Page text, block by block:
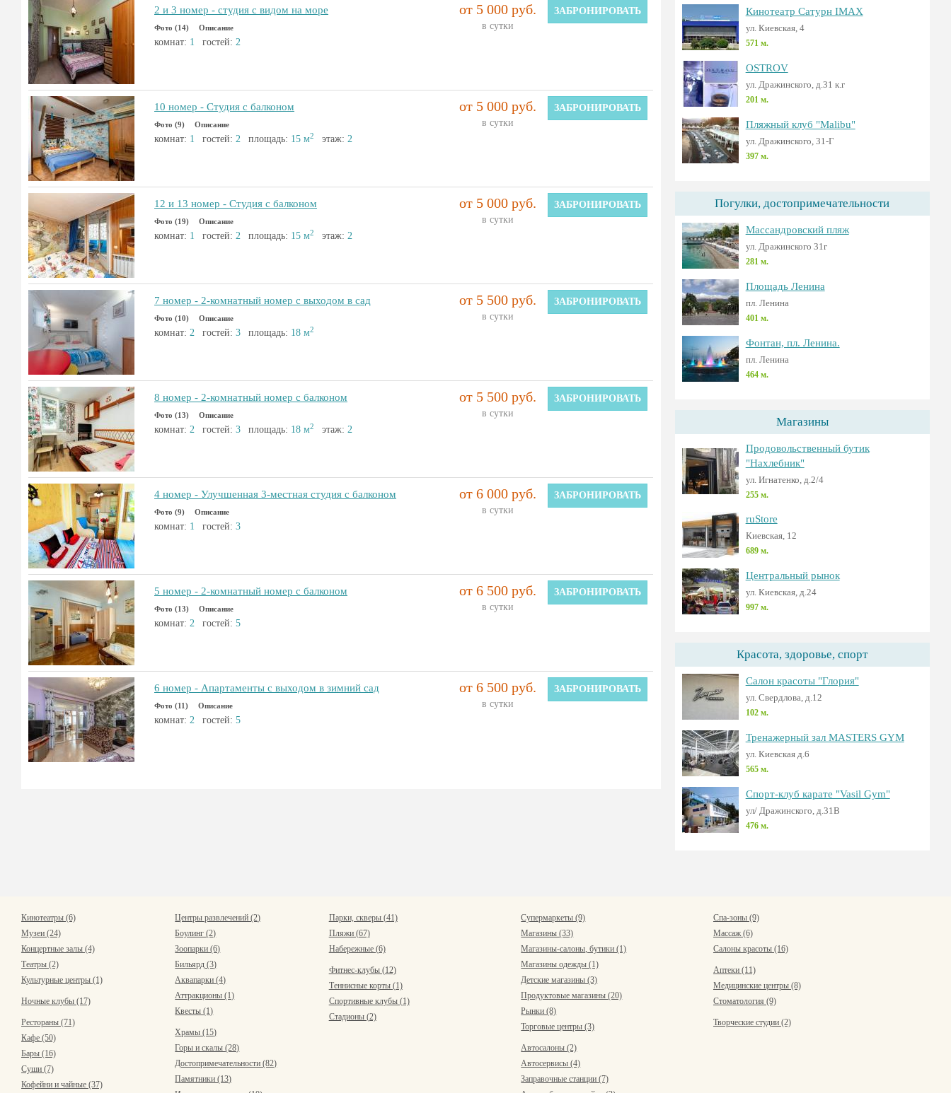
2 и 3 номер - студия с видом на море
Фото (14) Описание
комнат: 1 гостей: 2
от 5 000 руб.
в сутки
ЗАБРОНИРОВАТЬ
10 номер - Студия с балконом
Фото (9) Описание
комнат: 1 гостей: 2 площадь: 15 м2 этаж: 2
от 5 000 руб.
в сутки
ЗАБРОНИРОВАТЬ
12 и 13 номер - Студия с балконом
Фото (19) Описание
комнат: 1 гостей: 2 площадь: 15 м2 этаж: 2
от 5 000 руб.
в сутки
ЗАБРОНИРОВАТЬ
7 номер - 2-комнатный номер с выходом в сад
Фото (10) Описание
комнат: 2 гостей: 3 площадь: 18 м2
от 5 500 руб.
в сутки
ЗАБРОНИРОВАТЬ
8 номер - 2-комнатный номер с балконом
Фото (13) Описание
комнат: 2 гостей: 3 площадь: 18 м2 этаж: 2
от 5 500 руб.
в сутки
ЗАБРОНИРОВАТЬ
4 номер - Улучшенная 3-местная студия с балконом
Фото (9) Описание
комнат: 1 гостей: 3
от 6 000 руб.
в сутки
ЗАБРОНИРОВАТЬ
5 номер - 2-комнатный номер с балконом
Фото (13) Описание
комнат: 2 гостей: 5
от 6 500 руб.
в сутки
ЗАБРОНИРОВАТЬ
6 номер - Апартаменты с выходом в зимний сад
Фото (11) Описание
комнат: 2 гостей: 5
от 6 500 руб.
в сутки
ЗАБРОНИРОВАТЬ
Кинотеатр Сатурн IMAX
ул. Киевская, 4
571 м.
OSTROV
ул. Дражинского, д.31 к.г
201 м.
Пляжный клуб "Malibu"
ул. Дражинского, 31-Г
397 м.
Погулки, достопримечательности
Массандровский пляж
ул. Дражинского 31г
281 м.
Площадь Ленина
пл. Ленина
401 м.
Фонтан, пл. Ленина.
пл. Ленина
464 м.
Магазины
Продовольственный бутик
"Нахлебник"
ул. Игнатенко, д.2/4
255 м.
ruStore
Киевская, 12
689 м.
Центральный рынок
ул. Киевская, д.24
997 м.
Красота, здоровье, спорт
Салон красоты "Глория"
ул. Свердлова, д.12
102 м.
Тренажерный зал MASTERS GYM
ул. Киевская д.6
565 м.
Спорт-клуб карате "Vasil Gym"
ул/ Дражинского, д.31В
476 м.
Кинотеатры (6)
Музеи (24)
Концертные залы (4)
Театры (2)
Культурные центры (1)
Ночные клубы (17)
Рестораны (71)
Кафе (50)
Бары (16)
Суши (7)
Кофейни и чайные (37)
Центры развлечений (2)
Боулинг (2)
Зоопарки (6)
Бильярд (3)
Аквапарки (4)
Аттракционы (1)
Квесты (1)
Храмы (15)
Горы и скалы (28)
Достопримечательности (82)
Памятники (13)
Парки, скверы (41)
Пляжи (67)
Набережные (6)
Фитнес-клубы (12)
Теннисные корты (1)
Спортивные клубы (1)
Стадионы (2)
Супермаркеты (9)
Магазины (33)
Магазины-салоны, бутики (1)
Магазины одежды (1)
Детские магазины (3)
Продуктовые магазины (20)
Рынки (8)
Торговые центры (3)
Автосалоны (2)
Автосервисы (4)
Заправочные станции (7)
Спа-зоны (9)
Массаж (6)
Салоны красоты (16)
Аптеки (11)
Медицинские центры (8)
Стоматология (9)
Творческие студии (2)